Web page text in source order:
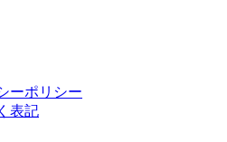
ーポリシー
表記